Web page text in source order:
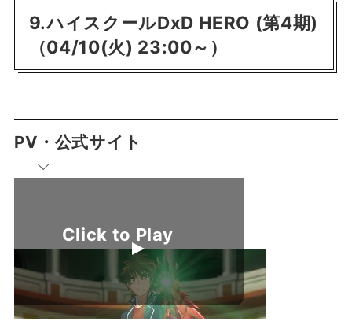
9.ハイスクールDxD HERO (第4期)
（04/10(火) 23:00～）
PV・公式サイト